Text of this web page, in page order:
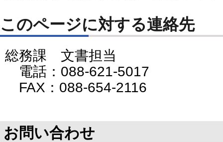
このページに対する連絡先
総務課 文書担当
電話：088-621-5017
FAX：088-654-2116
お問い合わせ